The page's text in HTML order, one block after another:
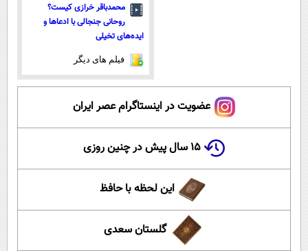
محمدباقر خرازی کیست؟
روحانی جنجالی با ادعاها و
ایده‌های تخیلی
فیلم های دیگر
عضویت در اینستاگرام عصر ایران
۱۵ سال پیش در چنین روزی
این لحظه با حافظ
گلستان سعدی